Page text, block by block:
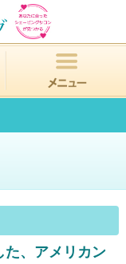
た、アメリカン